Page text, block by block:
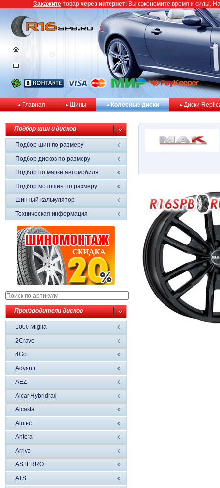
Главная Шины Колёсные диски Диски
Подбор шин и дисков
Подбор шин по размеру
Подбор дисков по размеру
Подбор по марке автомобиля
Подбор мотошин по размеру
Шинный калькулятор
Техническая информация
Производители дисков
1000 Miglia
2Crave
4Go
Advanti
AEZ
Alcar Hybridrad
Alcasta
Alutec
Antera
Arrivo
ASTERRO
ATS
Закажите товар через интернет! Вы сэкономите время и силы.